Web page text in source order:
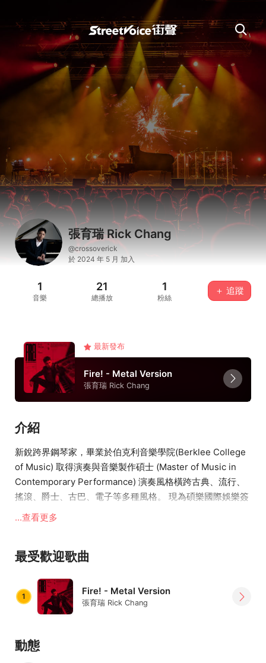
張育瑞 Rick Chang
@crossoverick
於 2024 年 5 月 加入
1
音樂
21
總播放
1
粉絲
＋ 追蹤
最新發布
Fire! - Metal Version
張育瑞 Rick Chang
介紹
新銳跨界鋼琴家，畢業於伯克利音樂學院(Berklee College
of Music) 取得演奏與音樂製作碩士 (Master of Music in
Contemporary Performance) 演奏風格橫跨古典、流行、
搖滾、爵士、古巴、電子等多種風格。 現為碩樂國際娛樂簽
約之鋼琴家。
...查看更多
最受歡迎歌曲
1 Fire! - Metal Version
張育瑞 Rick Chang
動態